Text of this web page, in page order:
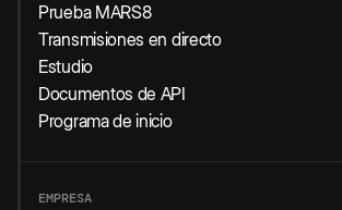
Prueba MARS8
Transmisiones en directo
Estudio
Documentos de API
Programa de inicio
EMPRESA